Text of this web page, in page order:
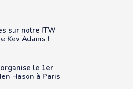
sur notre ITW
Kev Adams !
le 1er
Hason à Paris